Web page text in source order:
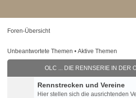
Foren-Übersicht
Unbeantwortete Themen • Aktive Themen
OLC ... DIE RENNSERIE IN DER
Rennstrecken und Vereine
Hier stellen sich die ausrichtenden